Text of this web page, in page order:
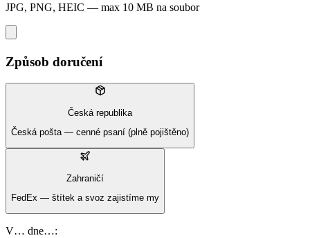
JPG, PNG, HEIC — max 10 MB na soubor
Způsob doručení
Česká republika
Česká pošta — cenné psaní (plně pojištěno)
Zahraničí
FedEx — štítek a svoz zajistíme my
V… dne…: